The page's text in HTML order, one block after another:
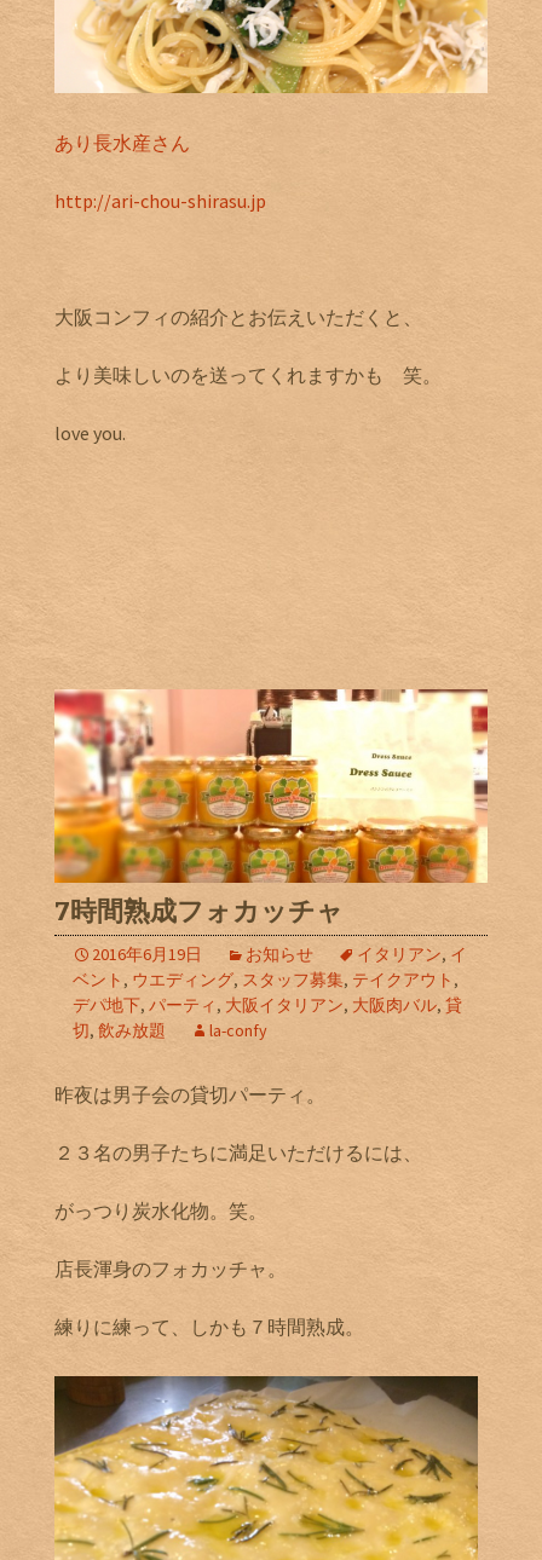
あり長水産さん
http://ari-chou-shirasu.jp
大阪コンフィの紹介とお伝えいただくと、
より美味しいのを送ってくれますかも 笑。
love you.
7時間熟成フォカッチャ
2016年6月19日 お知らせ イタリアン, イ
ベント , ウエディング, スタッフ募集, テイクアウト ,
デパ地下, パーティ , 大阪イタリアン, 大阪肉バル, 貸
切, 飲み放題 la-confy
昨夜は男子会の貸切パーティ。
２３名の男子たちに満足いただけるには、
がっつり炭水化物。笑。
店長渾身のフォカッチャ。
練りに練って、しかも７時間熟成。